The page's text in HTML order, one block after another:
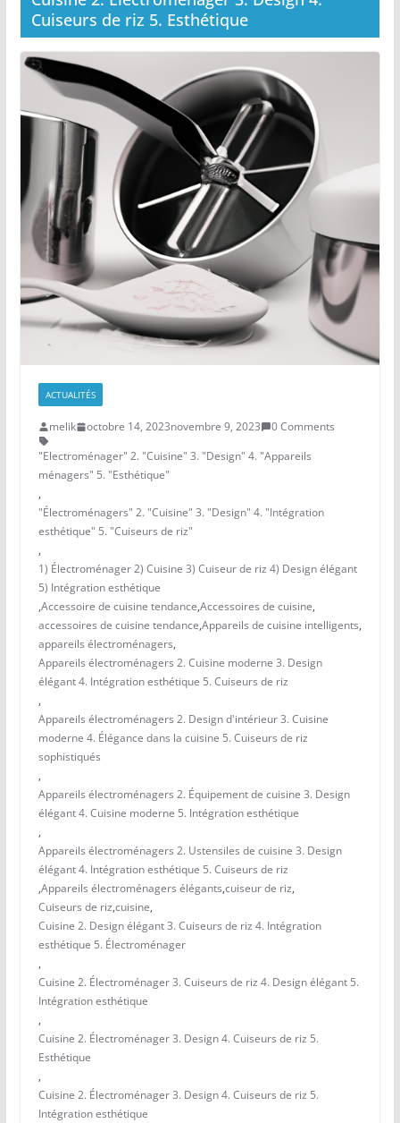
Cuiseurs de riz 5. Esthétique
ACTUALITÉS
melik octobre 14, 2023novembre 9, 2023
0 Comments
"Electroménager" 2. "Cuisine" 3. "Design" 4. "Appareils
ménagers" 5. "Esthétique"
,
"Électroménagers" 2. "Cuisine" 3. "Design" 4. "Intégration
esthétique" 5. "Cuiseurs de riz"
,
1) Électroménager 2) Cuisine 3) Cuiseur de riz 4) Design élégant
5) Intégration esthétique
,Accessoire de cuisine tendance,Accessoires de cuisine,
accessoires de cuisine tendance,Appareils de cuisine intelligents,
appareils électroménagers,
Appareils électroménagers 2. Cuisine moderne 3. Design
élégant 4. Intégration esthétique 5. Cuiseurs de riz
,
Appareils électroménagers 2. Design d'intérieur 3. Cuisine
moderne 4. Élégance dans la cuisine 5. Cuiseurs de riz
sophistiqués
,
Appareils électroménagers 2. Équipement de cuisine 3. Design
élégant 4. Cuisine moderne 5. Intégration esthétique
,
Appareils électroménagers 2. Ustensiles de cuisine 3. Design
élégant 4. Intégration esthétique 5. Cuiseurs de riz
,Appareils électroménagers élégants,cuiseur de riz,
Cuiseurs de riz,cuisine,
Cuisine 2. Design élégant 3. Cuiseurs de riz 4. Intégration
esthétique 5. Électroménager
,
Cuisine 2. Électroménager 3. Cuiseurs de riz 4. Design élégant 5.
Intégration esthétique
,
Cuisine 2. Électroménager 3. Design 4. Cuiseurs de riz 5.
Esthétique
,
Cuisine 2. Électroménager 3. Design 4. Cuiseurs de riz 5.
Intégration esthétique